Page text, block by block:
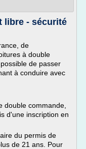
libre - sécurité
de
à double
de passer
à conduire avec
double commande,
d'une inscription en
du permis de
de 21 ans. Pour